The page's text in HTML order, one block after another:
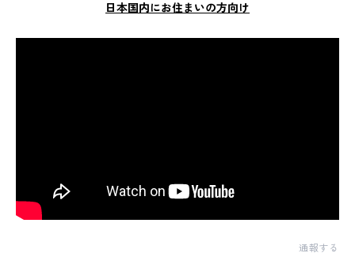
日本国内にお住まいの方向け
通報する